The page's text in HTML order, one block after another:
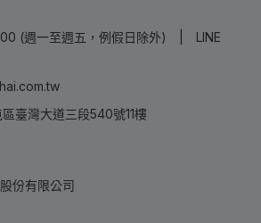
(週一至週五，例假日除外) | LINE
臺灣大道三段540號11樓
份有限公司